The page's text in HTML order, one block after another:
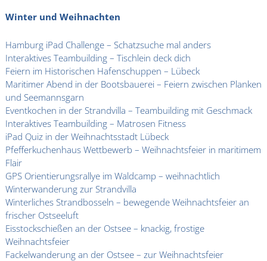
Winter und Weihnachten
Hamburg iPad Challenge – Schatzsuche mal anders
Interaktives Teambuilding – Tischlein deck dich
Feiern im Historischen Hafenschuppen – Lübeck
Maritimer Abend in der Bootsbauerei – Feiern zwischen Planken
und Seemannsgarn
Eventkochen in der Strandvilla – Teambuilding mit Geschmack
Interaktives Teambuilding – Matrosen Fitness
iPad Quiz in der Weihnachtsstadt Lübeck
Pfefferkuchenhaus Wettbewerb – Weihnachtsfeier in maritimem
Flair
GPS Orientierungsrallye im Waldcamp – weihnachtlich
Winterwanderung zur Strandvilla
Winterliches Strandbosseln – bewegende Weihnachtsfeier an
frischer Ostseeluft
Eisstockschießen an der Ostsee – knackig, frostige
Weihnachtsfeier
Fackelwanderung an der Ostsee – zur Weihnachtsfeier